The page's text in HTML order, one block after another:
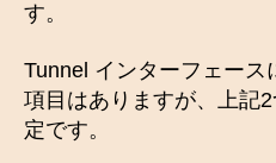
す。
Tunnel インターフェース
項目はありますが、上記
定です。